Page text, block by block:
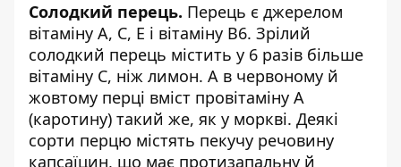
Солодкий перець. Перець є джерелом
вітаміну А, С, Е і вітаміну В6. Зрілий
солодкий перець містить у 6 разів більше
вітаміну С, ніж лимон. А в червоному й
жовтому перці вміст провітаміну А
(каротину) такий же, як у моркві. Деякі
сорти перцю містять пекучу речовину
капсаїцин, що має протизапальну й